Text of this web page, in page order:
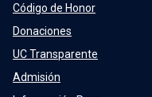
Código de Honor
Donaciones
UC Transparente
Admisión